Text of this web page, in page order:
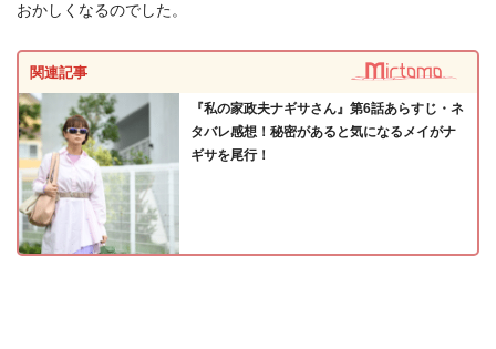
おかしくなるのでした。
関連記事
『私の家政夫ナギサさん』第6話あらすじ・ネ
タバレ感想！秘密があると気になるメイがナ
ギサを尾行！